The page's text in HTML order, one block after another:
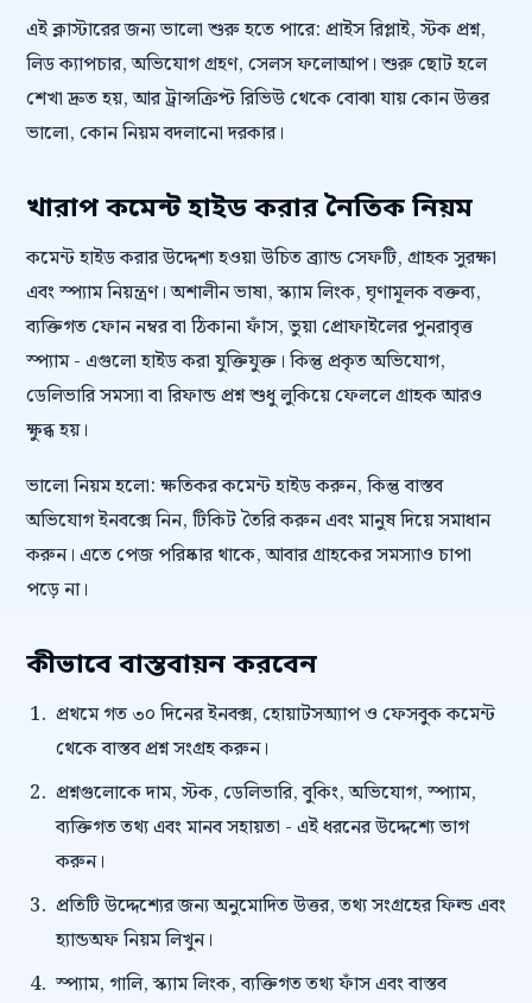
এই ক্লাস্টারের জন্য ভালো শুরু হতে পারে: প্রাইস রিপ্লাই, স্টক প্রশ্ন,
লিড ক্যাপচার, অভিযোগ গ্রহণ, সেলস ফলোআপ। শুরু ছোট হলে
শেখা দ্রুত হয়, আর ট্রান্সক্রিপ্ট রিভিউ থেকে বোঝা যায় কোন উত্তর
ভালো, কোন নিয়ম বদলানো দরকার।
খারাপ কমেন্ট হাইড করার নৈতিক নিয়ম
কমেন্ট হাইড করার উদ্দেশ্য হওয়া উচিত ব্র্যান্ড সেফটি, গ্রাহক সুরক্ষা
এবং স্প্যাম নিয়ন্ত্রণ। অশালীন ভাষা, স্ক্যাম লিংক, ঘৃণামূলক বক্তব্য,
ব্যক্তিগত ফোন নম্বর বা ঠিকানা ফাঁস, ভুয়া প্রোফাইলের পুনরাবৃত্ত
স্প্যাম - এগুলো হাইড করা যুক্তিযুক্ত। কিন্তু প্রকৃত অভিযোগ,
ডেলিভারি সমস্যা বা রিফান্ড প্রশ্ন শুধু লুকিয়ে ফেললে গ্রাহক আরও
ক্ষুব্ধ হয়।
ভালো নিয়ম হলো: ক্ষতিকর কমেন্ট হাইড করুন, কিন্তু বাস্তব
অভিযোগ ইনবক্সে নিন, টিকিট তৈরি করুন এবং মানুষ দিয়ে সমাধান
করুন। এতে পেজ পরিষ্কার থাকে, আবার গ্রাহকের সমস্যাও চাপা
পড়ে না।
কীভাবে বাস্তবায়ন করবেন
প্রথমে গত ৩০ দিনের ইনবক্স, হোয়াটসঅ্যাপ ও ফেসবুক কমেন্ট
থেকে বাস্তব প্রশ্ন সংগ্রহ করুন।
প্রশ্নগুলোকে দাম, স্টক, ডেলিভারি, বুকিং, অভিযোগ, স্প্যাম,
ব্যক্তিগত তথ্য এবং মানব সহায়তা - এই ধরনের উদ্দেশ্যে ভাগ
করুন।
প্রতিটি উদ্দেশ্যের জন্য অনুমোদিত উত্তর, তথ্য সংগ্রহের ফিল্ড এবং
হ্যান্ডঅফ নিয়ম লিখুন।
স্প্যাম, গালি, স্ক্যাম লিংক, ব্যক্তিগত তথ্য ফাঁস এবং বাস্তব